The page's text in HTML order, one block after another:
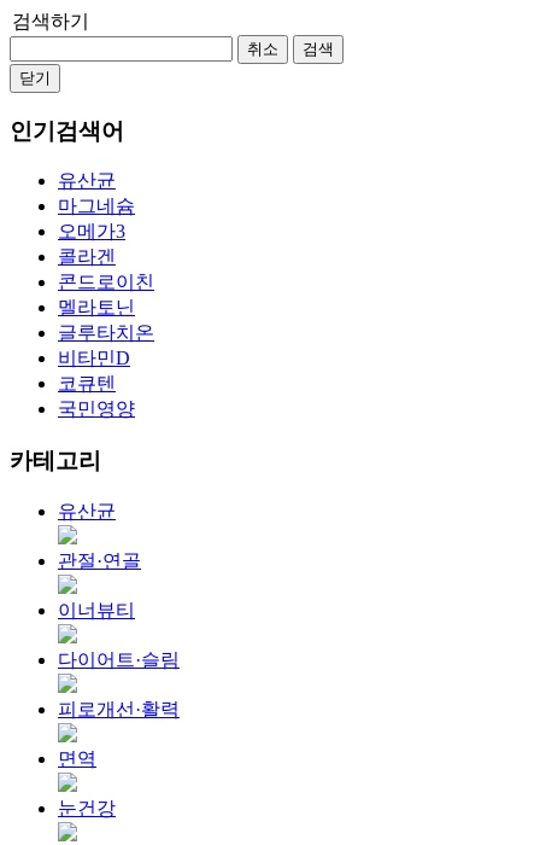
검색하기
취소
검색
닫기
인기검색어
유산균
마그네슘
오메가3
콜라겐
콘드로이친
멜라토닌
글루타치온
비타민D
코큐텐
국민영양
카테고리
유산균
관절·연골
이너뷰티
다이어트·슬림
피로개선·활력
면역
눈건강